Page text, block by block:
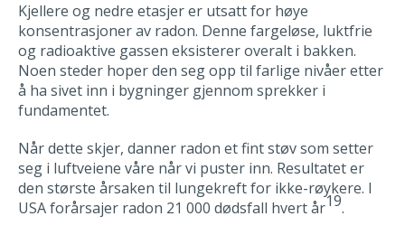
Kjellere og nedre etasjer er utsatt for høye
konsentrasjoner av radon. Denne fargeløse, luktfrie
og radioaktive gassen eksisterer overalt i bakken.
Noen steder hoper den seg opp til farlige nivåer etter
å ha sivet inn i bygninger gjennom sprekker i
fundamentet.
Når dette skjer, danner radon et fint støv som setter
seg i luftveiene våre når vi puster inn. Resultatet er
den største årsaken til lungekreft for ikke-røykere. I
USA forårsajer radon 21 000 dødsfall hvert år19.